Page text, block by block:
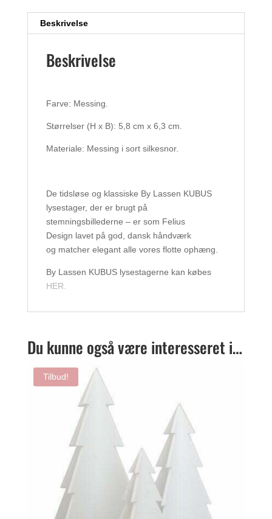
Beskrivelse
Beskrivelse
Farve: Messing.
Størrelser (H x B): 5,8 cm x 6,3 cm.
Materiale: Messing i sort silkesnor.
De tidsløse og klassiske By Lassen KUBUS
lysestager, der er brugt på
stemningsbillederne – er som Felius
Design lavet på god, dansk håndværk
og matcher elegant alle vores flotte ophæng.
By Lassen KUBUS lysestagerne kan købes
HER.
Du kunne også være interesseret i…
Tilbud!